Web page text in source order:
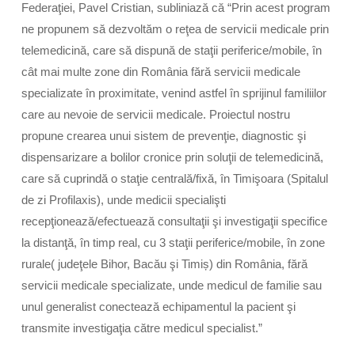
Federaţiei, Pavel Cristian, subliniază că “Prin acest program
ne propunem să dezvoltăm o reţea de servicii medicale prin
telemedicină, care să dispună de staţii periferice/mobile, în
cât mai multe zone din România fără servicii medicale
specializate în proximitate, venind astfel în sprijinul familiilor
care au nevoie de servicii medicale. Proiectul nostru
propune crearea unui sistem de prevenţie, diagnostic şi
dispensarizare a bolilor cronice prin soluţii de telemedicină,
care să cuprindă o staţie centrală/fixă, în Timişoara (Spitalul
de zi Profilaxis), unde medicii specialişti
recepţionează/efectuează consultaţii şi investigaţii specifice
la distanţă, în timp real, cu 3 staţii periferice/mobile, în zone
rurale( judeţele Bihor, Bacău şi Timiș) din România, fără
servicii medicale specializate, unde medicul de familie sau
unul generalist conectează echipamentul la pacient şi
transmite investigaţia către medicul specialist.”